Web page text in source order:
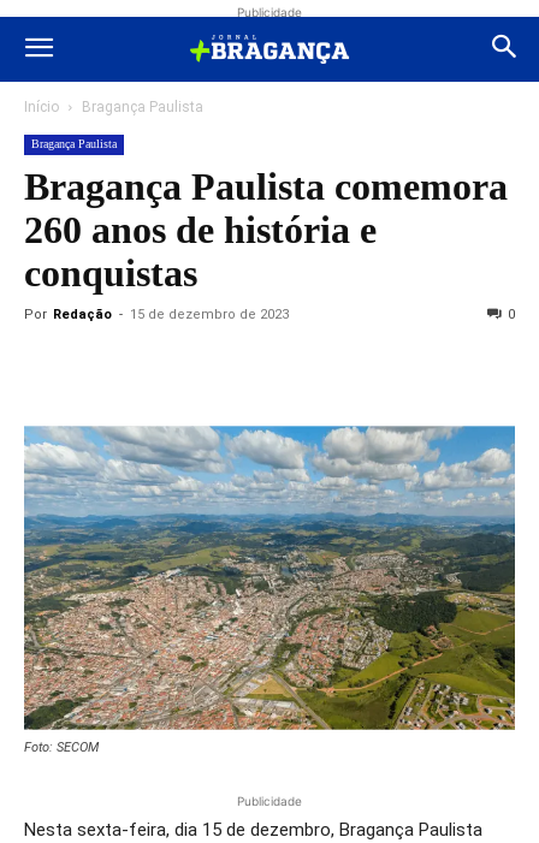
Publicidade
Início Bragança Paulista
Bragança Paulista
Bragança Paulista comemora
260 anos de história e
conquistas
Por Redação - 15 de dezembro de 2023 0
Foto: SECOM
Publicidade
Nesta sexta-feira, dia 15 de dezembro, Bragança Paulista